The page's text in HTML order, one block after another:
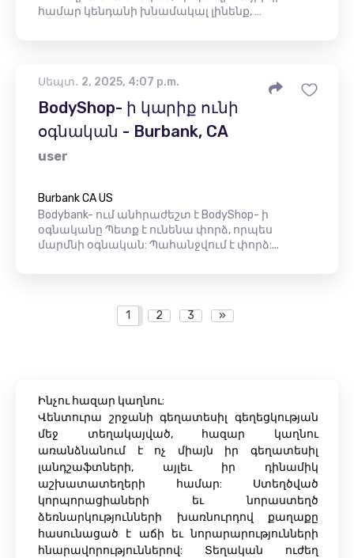
համար կենդանի խնամակալ լինենք, …
Սեպտ․ 2, 2025, 4:07 p.m.
BodyShop- ի կարիք ունի
օգնական - Burbank, CA
user
Burbank CA US
Bodybank- ում անհրաժեշտ է BodyShop- ի
օգնականը Պետք է ունենա փորձ, որպես
մարմնի օգնական: Պահանջվում է փորձ:...
1 2 3 »
Ինչու հազար կաղնու:
Վենտուրա շրջանի գեղատեսիլ գեղեցկության
մեջ տեղակայված, հազար կաղնու
առանձնանում է ոչ միայն իր գեղատեսիլ
լանդշաֆտների, այլեւ իր դինամիկ
աշխատատեղերի համար: Ստեղծված
կորպորացիաների եւ նորաստեղծ
ձեռնարկությունների խառնուրդով քաղաքը
հասունացած է աճի եւ նորարարությունների
հնարավորություններով: Տեղական ուժեղ